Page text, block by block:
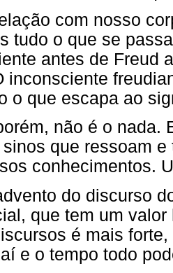
com nosso
tudo o que se
antes de Freud
inconsciente
o que escapa ao
não é o nada.
que ressoam
conhecimentos.
do discurso
que tem um
é mais
e o tempo todo